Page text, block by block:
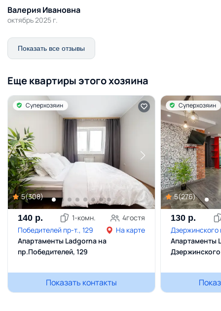
Валерия Ивановна
октябрь 2025 г.
Показать все отзывы
Еще квартиры этого хозяина
Суперхозяин
5(308)
140 р. 1-комн. 4гостя
Победителей пр-т., 129
На карте
Апартаменты Ladgorna на
пр.Победителей, 129
Показать контакты
Суперхозяин
5(276)
130 р.
Дзержинского
Апартаменты